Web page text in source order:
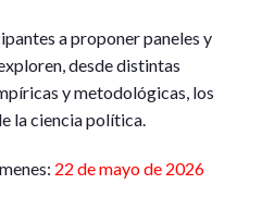
a proponer paneles y
desde distintas
y metodológicas, los
la ciencia política.
22 de mayo de 2026